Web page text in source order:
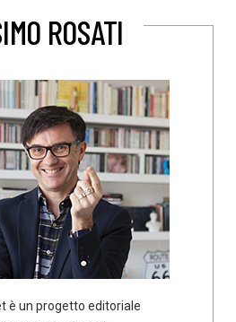
ROSATI
è un progetto editoriale